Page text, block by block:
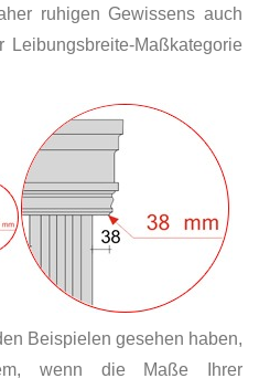
ruhigen Gewissens auch
Maßkategorie
Beispielen gesehen haben,
wenn die Maße Ihrer